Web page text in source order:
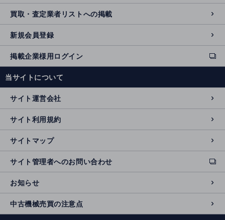
買取・査定業者リストへの掲載
新規会員登録
掲載企業様用ログイン
ext
e
n
al
si
t
e
当サイトについて
サイト運営会社
サイト利用規約
サイトマップ
サイト管理者へのお問い合わせ
ext
e
r
n
al
si
お知らせ
中古機械売買の注意点